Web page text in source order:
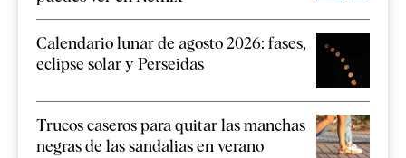
Calendario lunar de agosto 2026: fases,
eclipse solar y Perseidas
Trucos caseros para quitar las manchas
negras de las sandalias en verano